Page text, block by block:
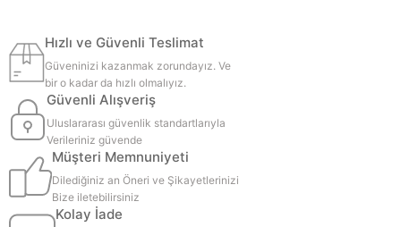
Hızlı ve Güvenli Teslimat
Güveninizi kazanmak zorundayız. Ve
bir o kadar da hızlı olmalıyız.
Güvenli Alışveriş
Uluslararası güvenlik standartlarıyla
Verileriniz güvende
Müşteri Memnuniyeti
Dilediğiniz an Öneri ve Şikayetlerinizi
Bize iletebilirsiniz
Kolay İade